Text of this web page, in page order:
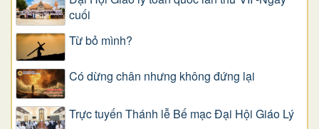
cuối
Từ bỏ mình?
Có dừng chân nhưng không đứng lại
Trực tuyến Thánh lễ Bế mạc Đại Hội Giáo Lý